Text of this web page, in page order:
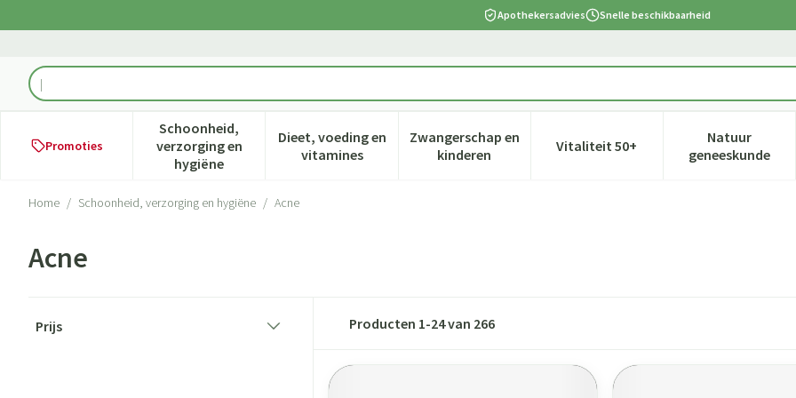
Apothekersadvies Snelle beschikbaarheid
Product, merk, categorie...
Promoties
Schoonheid,
verzorging en
hygiëne
Toon submenu voor Schoonheid, verzorging en hygiëne categorie
Dieet, voeding en
vitaminesToon submenu voor Dieet, voeding en vitamines categorie
Zwangerschap en
kinderenToon submenu voor Zwangerschap en kinderen
Vitaliteit 50+Toon submenu voor Vitaliteit
Natuur
geneeskunde
Toon
Home / Schoonheid, verzorging en hygiëne / Acne
Acne
Prijs
Producten 1-24van 266